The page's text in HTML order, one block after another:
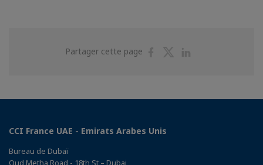
Partager cette page
PartagerPartager
CCI France UAE - Emirats Arabes Unis
Bureau de Dubaï
Oud Metha Road - 18th St – Dubai